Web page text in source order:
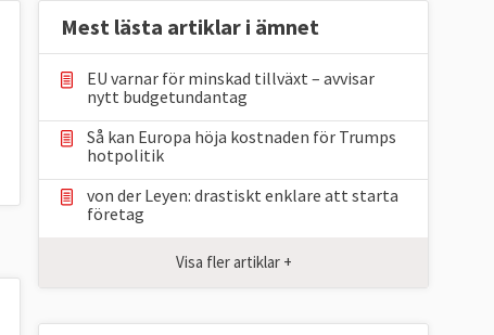
Mest lästa artiklar i ämnet
EU varnar för minskad tillväxt – avvisar
nytt budgetundantag
Så kan Europa höja kostnaden för Trumps
hotpolitik
von der Leyen: drastiskt enklare att starta
företag
Visa fler artiklar +